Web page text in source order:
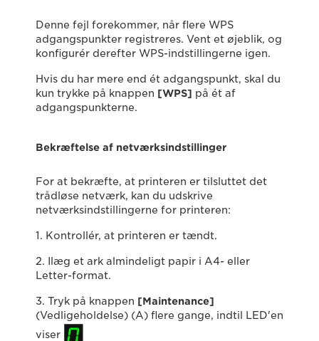
Denne fejl forekommer, når flere WPS
adgangspunkter registreres. Vent et øjeblik, og
konﬁgurér derefter WPS-indstillingerne igen.
Hvis du har mere end ét adgangspunkt, skal du
kun trykke på knappen [WPS] på ét af
adgangspunkterne.
Bekræftelse af netværksindstillinger
For at bekræfte, at printeren er tilsluttet det
trådløse netværk, kan du udskrive
netværksindstillingerne for printeren:
1. Kontrollér, at printeren er tændt.
2. Ilæg et ark almindeligt papir i A4- eller
Letter-format.
3. Tryk på knappen [Maintenance]
(Vedligeholdelse) (A) flere gange, indtil LED'en
viser